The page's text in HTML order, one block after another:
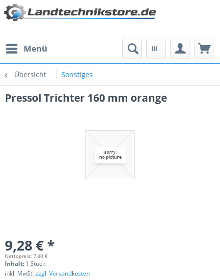
Menü
Übersicht Sonstiges
Pressol Trichter 160 mm orange
9,28 € *
Nettopreis: 7,80 €
Inhalt: 1 Stück
inkl. MwSt.zzgl. Versandkosten